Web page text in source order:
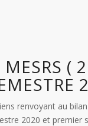
(
renvoyant au
2020 et premier